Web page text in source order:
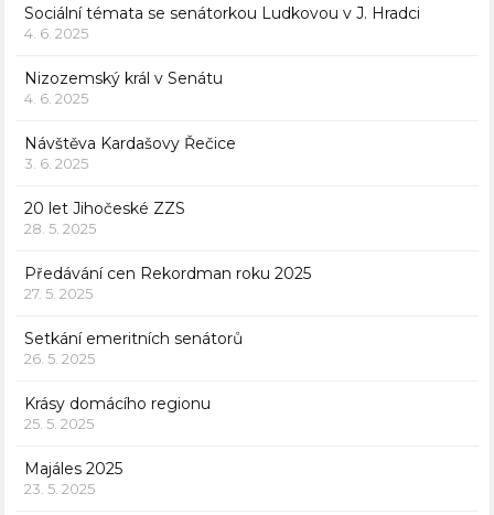
Sociální témata se senátorkou Ludkovou v J. Hradci
4. 6. 2025
Nizozemský král v Senátu
4. 6. 2025
Návštěva Kardašovy Řečice
3. 6. 2025
20 let Jihočeské ZZS
28. 5. 2025
Předávání cen Rekordman roku 2025
27. 5. 2025
Setkání emeritních senátorů
26. 5. 2025
Krásy domácího regionu
25. 5. 2025
Majáles 2025
23. 5. 2025